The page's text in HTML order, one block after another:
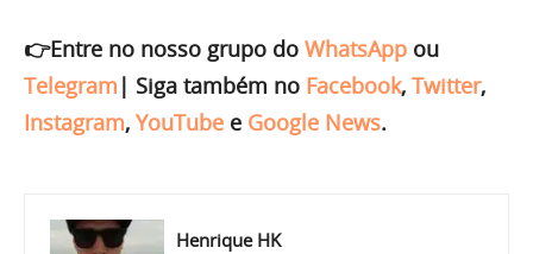
👉Entre no nosso grupo do WhatsApp ou
Telegram | Siga também no Facebook, Twitter,
Instagram, YouTube e Google News.
Henrique HK